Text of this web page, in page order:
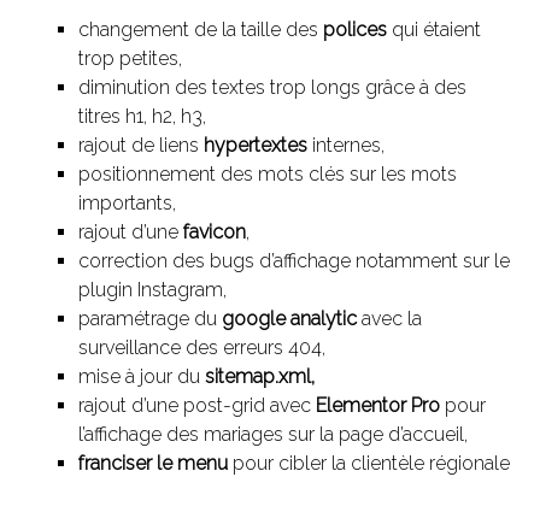
changement de la taille des polices qui étaient
trop petites,
diminution des textes trop longs grâce à des
titres h1, h2, h3,
rajout de liens hypertextes internes,
positionnement des mots clés sur les mots
importants,
rajout d’une favicon,
correction des bugs d’affichage notamment sur le
plugin Instagram,
paramétrage du google analyticavec la
surveillance des erreurs 404,
mise à jour du sitemap.xml,
rajout d’une post-grid avec Elementor Pro pour
l’affichage des mariages sur la page d’accueil,
franciser le menu pour cibler la clientèle régionale